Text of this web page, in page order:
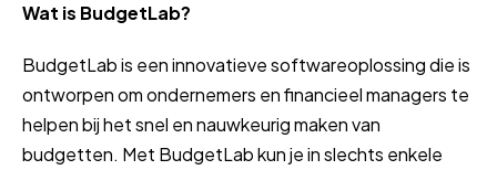
Wat is BudgetLab?
BudgetLab is een innovatieve softwareoplossing die is
ontworpen om ondernemers en financieel managers te
helpen bij het snel en nauwkeurig maken van
budgetten. Met BudgetLab kun je in slechts enkele